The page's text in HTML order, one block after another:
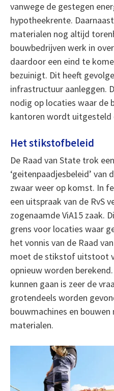
vanwege de gestegen
hypotheekrente.
materialen nog altijd
bouwbedrijven werk in
daardoor een eind te
bezuinigt. Dit heeft
infrastructuur aanleggen.
nodig op locaties waar de
kantoren wordt uitgesteld
Het stikstofbeleid
De Raad van State trok
‘geitenpaadjesbeleid’ van
zwaar weer op komst. In
een uitspraak van de RvS
zogenaamde ViA15 zaak.
grens voor locaties waar
het vonnis van de Raad
moet de stikstof uitstoot
opnieuw worden
kunnen gaan is zeer de
grotendeels worden
bouwmachines en
materialen.